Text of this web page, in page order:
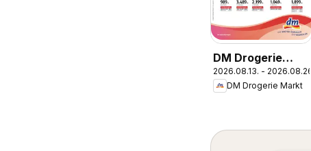
DM Drogerie
Markt akciós
újság
2026.08.13. - 2026.08.26.
DM Drogerie Markt